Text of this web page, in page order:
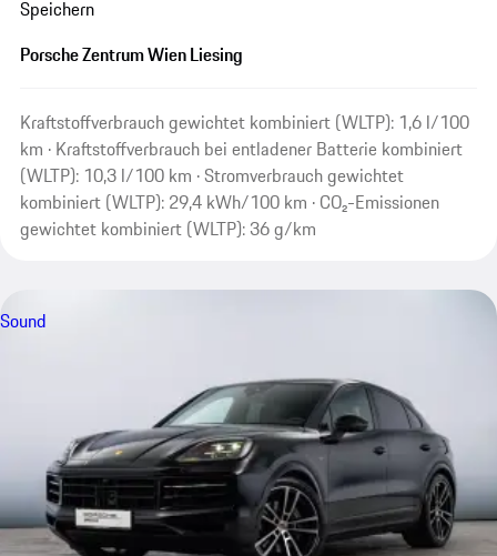
Speichern
Porsche Zentrum Wien Liesing
Kraftstoffverbrauch gewichtet kombiniert (WLTP): 1,6 l/100
km · Kraftstoffverbrauch bei entladener Batterie kombiniert
(WLTP): 10,3 l/100 km · Stromverbrauch gewichtet
kombiniert (WLTP): 29,4 kWh/100 km · CO₂-Emissionen
gewichtet kombiniert (WLTP): 36 g/km
Sound